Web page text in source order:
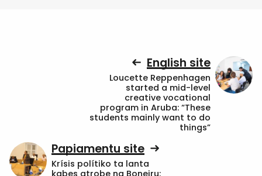
English site
Loucette Reppenhagen
started a mid-level
creative vocational
program in Aruba: “These
students mainly want to do
things”
Papiamentu site
Krísis polítiko ta lanta